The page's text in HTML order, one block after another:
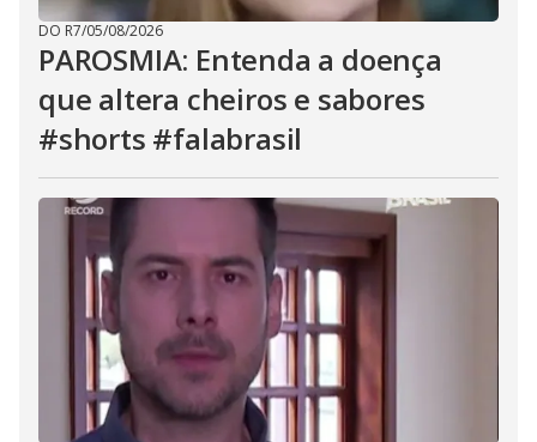
DO R7/05/08/2026
PAROSMIA: Entenda a doença
que altera cheiros e sabores
#shorts #falabrasil